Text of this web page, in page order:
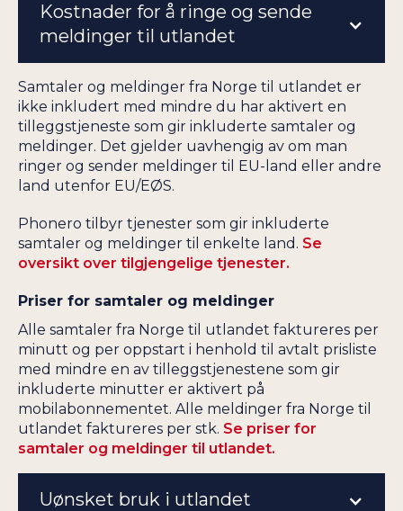
Kostnader for å ringe og sende
meldinger til utlandet
Samtaler og meldinger fra Norge til utlandet er
ikke inkludert med mindre du har aktivert en
tilleggstjeneste som gir inkluderte samtaler og
meldinger. Det gjelder uavhengig av om man
ringer og sender meldinger til EU-land eller andre
land utenfor EU/EØS.
Phonero tilbyr tjenester som gir inkluderte
samtaler og meldinger til enkelte land. Se
oversikt over tilgjengelige tjenester.
Priser for samtaler og meldinger
Alle samtaler fra Norge til utlandet faktureres per
minutt og per oppstart i henhold til avtalt prisliste
med mindre en av tilleggstjenestene som gir
inkluderte minutter er aktivert på
mobilabonnementet. Alle meldinger fra Norge til
utlandet faktureres per stk. Se priser for
samtaler og meldinger til utlandet.
Uønsket bruk i utlandet